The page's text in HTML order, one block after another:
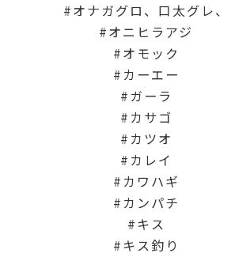
オナガグロ、口太グレ、
オニヒラアジ
オモック
カーエー
ガーラ
カサゴ
カツオ
カレイ
カワハギ
カンパチ
キス
キス釣り